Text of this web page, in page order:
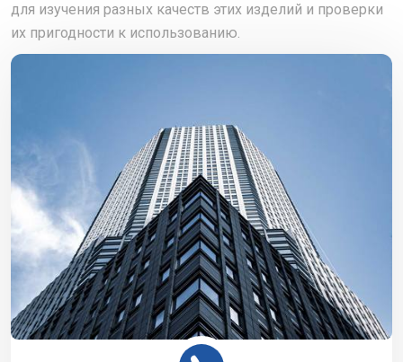
для изучения разных качеств этих изделий и проверки
их пригодности к использованию.